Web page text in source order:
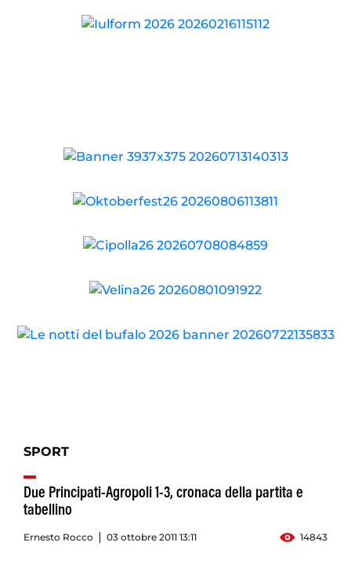
SPORT
Due Principati-Agropoli 1-3, cronaca della partita e
tabellino
Ernesto Rocco 03 ottobre 2011 13:11 14843